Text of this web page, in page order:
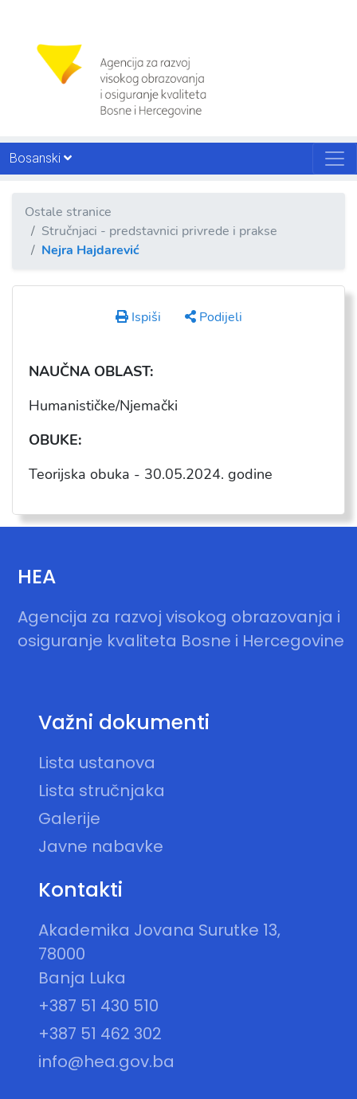
Bosanski
Ostale stranice
Stručnjaci - predstavnici privrede i prakse
Nejra Hajdarević
Ispiši Podijeli
NAUČNA OBLAST:
Humanističke/Njemački
OBUKE:
Teorijska obuka - 30.05.2024. godine
HEA
Agencija za razvoj visokog obrazovanja i
osiguranje kvaliteta Bosne i Hercegovine
Važni dokumenti
Lista ustanova
Lista stručnjaka
Galerije
Javne nabavke
Kontakti
Akademika Jovana Surutke 13,
78000
Banja Luka
+387 51 430 510
+387 51 462 302
info@hea.gov.ba